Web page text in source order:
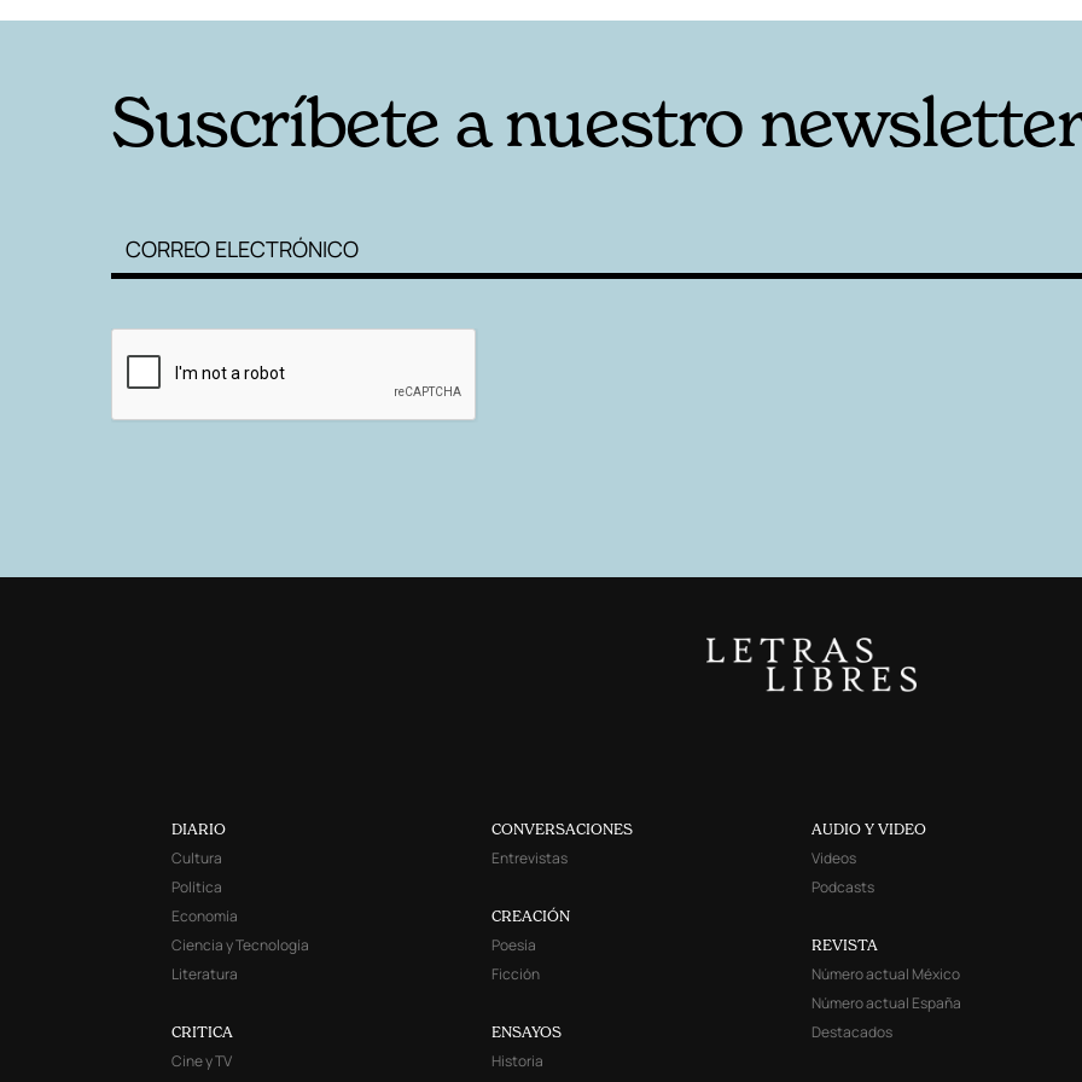
Suscríbete a nuestro
DIARIO
Cultura
Política
Economía
Ciencia y Tecnología
Literatura
CRITICA
Cine y TV
CONVERSACIONES
Entrevistas
CREACIÓN
Poesía
Ficción
ENSAYOS
Historia
AUDIO Y VIDEO
Videos
Podcasts
REVISTA
Número actual México
Número actual España
Destacados